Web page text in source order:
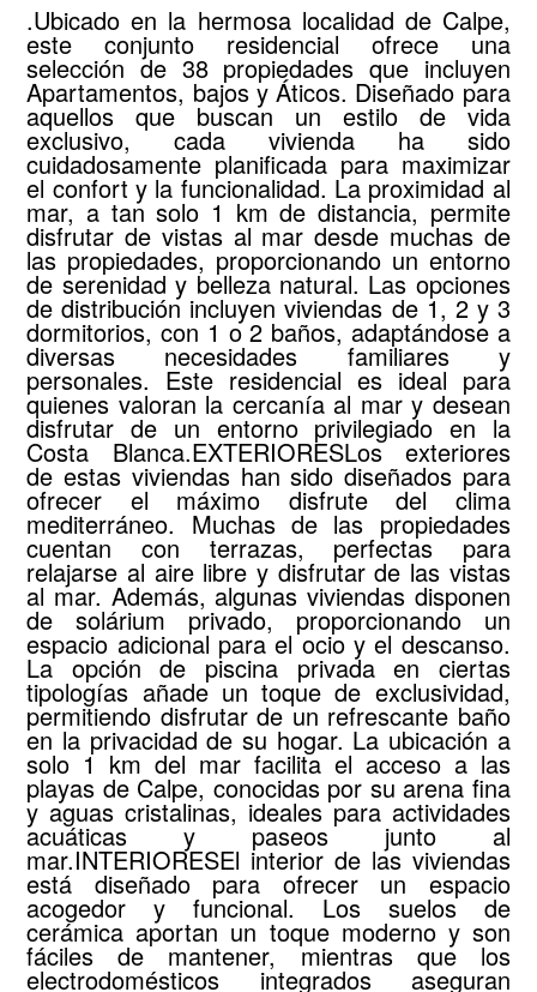
.Ubicado en la hermosa localidad de Calpe,
este conjunto residencial ofrece una
selección de 38 propiedades que incluyen
Apartamentos, bajos y Áticos. Diseñado para
aquellos que buscan un estilo de vida
exclusivo, cada vivienda ha sido
cuidadosamente planificada para maximizar
el confort y la funcionalidad. La proximidad al
mar, a tan solo 1 km de distancia, permite
disfrutar de vistas al mar desde muchas de
las propiedades, proporcionando un entorno
de serenidad y belleza natural. Las opciones
de distribución incluyen viviendas de 1, 2 y 3
dormitorios, con 1 o 2 baños, adaptándose a
diversas necesidades familiares y
personales. Este residencial es ideal para
quienes valoran la cercanía al mar y desean
disfrutar de un entorno privilegiado en la
Costa Blanca.EXTERIORESLos exteriores
de estas viviendas han sido diseñados para
ofrecer el máximo disfrute del clima
mediterráneo. Muchas de las propiedades
cuentan con terrazas, perfectas para
relajarse al aire libre y disfrutar de las vistas
al mar. Además, algunas viviendas disponen
de solárium privado, proporcionando un
espacio adicional para el ocio y el descanso.
La opción de piscina privada en ciertas
tipologías añade un toque de exclusividad,
permitiendo disfrutar de un refrescante baño
en la privacidad de su hogar. La ubicación a
solo 1 km del mar facilita el acceso a las
playas de Calpe, conocidas por su arena fina
y aguas cristalinas, ideales para actividades
acuáticas y paseos junto al
mar.INTERIORESEl interior de las viviendas
está diseñado para ofrecer un espacio
acogedor y funcional. Los suelos de
cerámica aportan un toque moderno y son
fáciles de mantener, mientras que los
electrodomésticos integrados aseguran